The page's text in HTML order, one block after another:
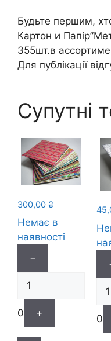
Будьте першим,
Картон и
355шт.в
Для публікації
Супутні
300,00 ₴
Немає в
наявності
−
0 + 0